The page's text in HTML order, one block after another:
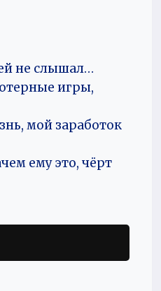
не слышал…
игры,
мой заработок
ему это, чёрт